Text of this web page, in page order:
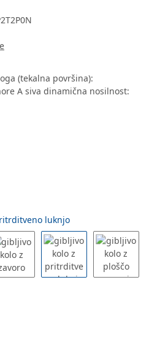
(tekalna površina):
A siva dinamična nosilnost:
luknjo